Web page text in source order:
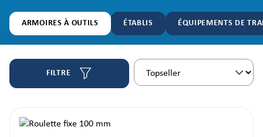
ARMOIRES À OUTILS ÉTABLIS ÉQUIPEMENTS DE
FILTRE